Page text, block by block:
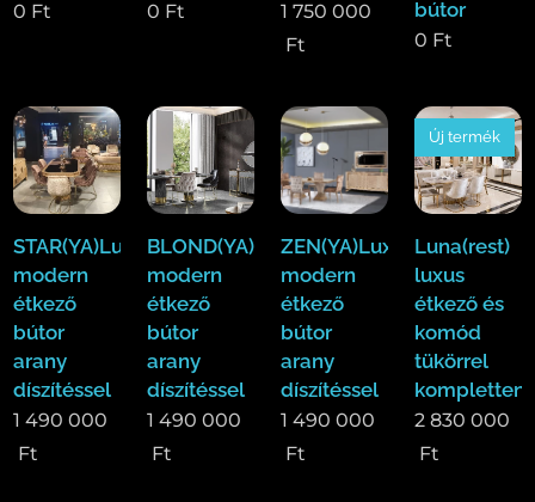
0 Ft 0 Ft
1 750 000
Ft
bútor
0 Ft
STAR(YA)Luxus
modern
étkező
bútor
arany
díszítéssel
1 490 000
Ft
BLOND(YA)Luxus
modern
étkező
bútor
arany
díszítéssel
1 490 000
Ft
ZEN(YA)Luxus
modern
étkező
bútor
arany
díszítéssel
1 490 000
Ft
Luna(rest)
luxus
étkező és
komód
tükörrel
kompletten
Új termék
2 830 000
Ft